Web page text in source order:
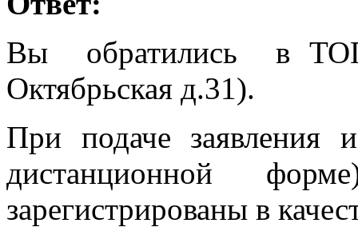
Вы обратились в
Октябрьская д.31).
При подаче заявления
дистанционной
зарегистрированы в